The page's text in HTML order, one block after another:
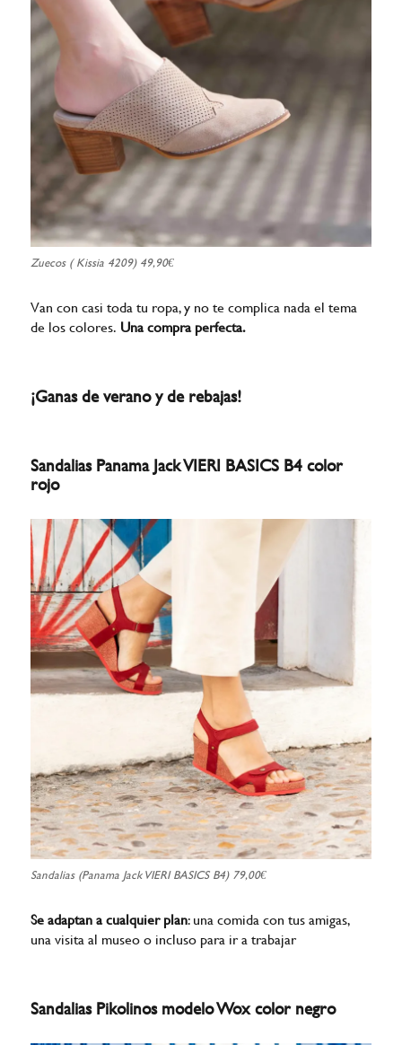
Zuecos ( Kissia 4209) 49,90€
Van con casi toda tu ropa, y no te complica nada el tema
de los colores. Una compra perfecta.
¡Ganas de verano y de rebajas!
Sandalias Panama Jack VIERI BASICS B4 color
rojo
Sandalias (Panama Jack VIERI BASICS B4) 79,00€
Se adaptan a cualquier plan: una comida con tus amigas,
una visita al museo o incluso para ir a trabajar
Sandalias Pikolinos modelo Wox color negro